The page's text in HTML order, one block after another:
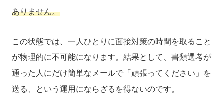
ありません。
この状態では、一人ひとりに面接対策の時間を取ること
が物理的に不可能になります。結果として、書類選考が
通った人にだけ簡単なメールで「頑張ってください」を
送る、という運用にならざるを得ないのです。